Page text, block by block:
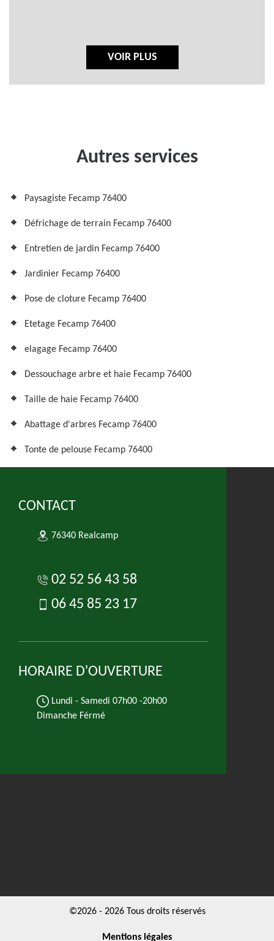
VOIR PLUS
Autres services
Paysagiste Fecamp 76400
Défrichage de terrain Fecamp 76400
Entretien de jardin Fecamp 76400
Jardinier Fecamp 76400
Pose de cloture Fecamp 76400
Etetage Fecamp 76400
elagage Fecamp 76400
Dessouchage arbre et haie Fecamp 76400
Taille de haie Fecamp 76400
Abattage d'arbres Fecamp 76400
Tonte de pelouse Fecamp 76400
CONTACT
76340 Realcamp
02 52 56 43 58
06 45 85 23 17
HORAIRE D'OUVERTURE
Lundi - Samedi 07h00 -20h00
Dimanche Férmé
©2026 - 2026 Tous droits réservés
Mentions légales